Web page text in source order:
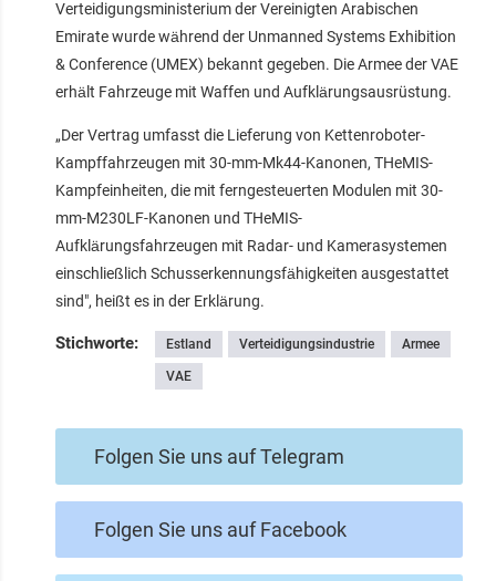
Verteidigungsministerium der Vereinigten Arabischen
Emirate wurde während der Unmanned Systems Exhibition
& Conference (UMEX) bekannt gegeben. Die Armee der VAE
erhält Fahrzeuge mit Waffen und Aufklärungsausrüstung.
„Der Vertrag umfasst die Lieferung von Kettenroboter-
Kampffahrzeugen mit 30-mm-Mk44-Kanonen, THeMIS-
Kampfeinheiten, die mit ferngesteuerten Modulen mit 30-
mm-M230LF-Kanonen und THeMIS-
Aufklärungsfahrzeugen mit Radar- und Kamerasystemen
einschließlich Schusserkennungsfähigkeiten ausgestattet
sind", heißt es in der Erklärung.
Stichworte: Estland Verteidigungsindustrie Armee
VAE
Folgen Sie uns auf Telegram
Folgen Sie uns auf Facebook